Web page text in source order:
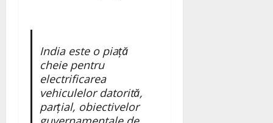
India este o piață
cheie pentru
electrificarea
vehiculelor datorită,
parțial, obiectivelor